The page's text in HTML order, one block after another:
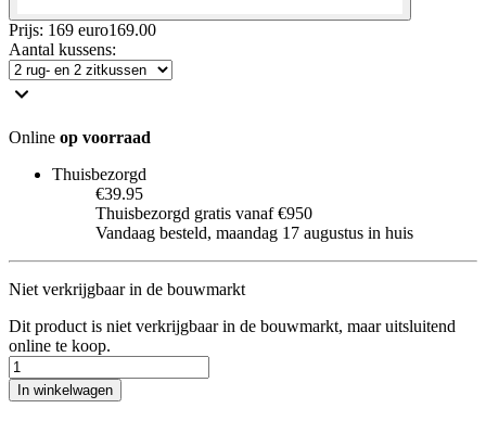
Prijs: 169 euro169.00
Aantal kussens:
Online op voorraad
Thuisbezorgd
€39.95
Thuisbezorgd gratis vanaf €950
Vandaag besteld, maandag 17 augustus in huis
Niet verkrijgbaar in de bouwmarkt
Dit product is niet verkrijgbaar in de bouwmarkt, maar uitsluitend
online te koop.
In winkelwagen